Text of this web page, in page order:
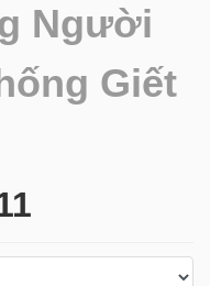
Người
Giết